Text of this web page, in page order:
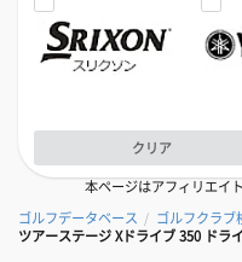
クリア
本ページはアフィリエイ
ゴルフデータベース / ゴルフクラブ
ツアーステージ Xドライブ 350 ドラ